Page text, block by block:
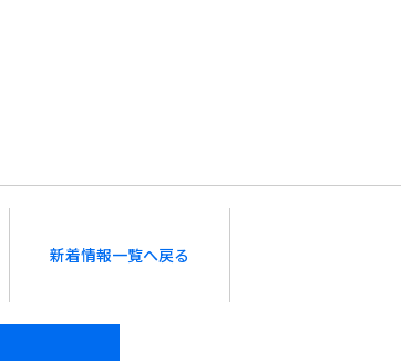
新着情報一覧へ戻る